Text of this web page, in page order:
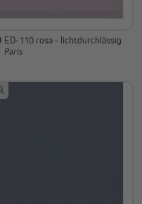
ED-110 rosa - lichtdurchlässig
Paris